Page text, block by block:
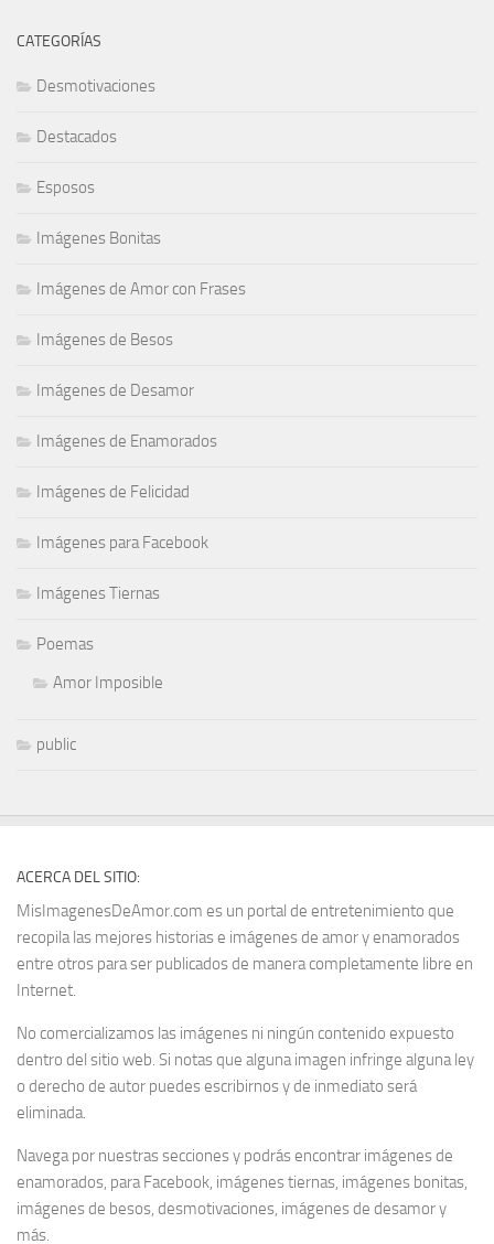
CATEGORÍAS
Desmotivaciones
Destacados
Esposos
Imágenes Bonitas
Imágenes de Amor con Frases
Imágenes de Besos
Imágenes de Desamor
Imágenes de Enamorados
Imágenes de Felicidad
Imágenes para Facebook
Imágenes Tiernas
Poemas
Amor Imposible
public
ACERCA DEL SITIO:
MisImagenesDeAmor.com es un portal de entretenimiento que
recopila las mejores historias e imágenes de amor y enamorados
entre otros para ser publicados de manera completamente libre en
Internet.
No comercializamos las imágenes ni ningún contenido expuesto
dentro del sitio web. Si notas que alguna imagen infringe alguna ley
o derecho de autor puedes escribirnos y de inmediato será
eliminada.
Navega por nuestras secciones y podrás encontrar imágenes de
enamorados, para Facebook, imágenes tiernas, imágenes bonitas,
imágenes de besos, desmotivaciones, imágenes de desamor y
más.